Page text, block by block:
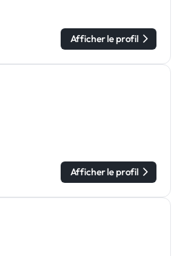
Afficher le profil
Afficher le profil